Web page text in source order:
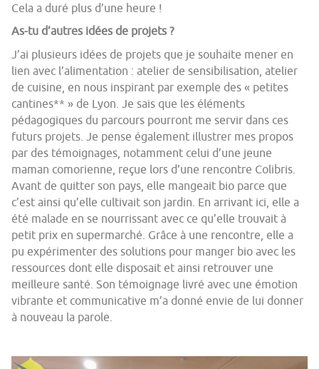
Cela a duré plus d’une heure !
As-tu d’autres idées de projets ?
J’ai plusieurs idées de projets que je souhaite mener en
lien avec l’alimentation : atelier de sensibilisation, atelier
de cuisine, en nous inspirant par exemple des « petites
cantines** » de Lyon. Je sais que les éléments
pédagogiques du parcours pourront me servir dans ces
futurs projets. Je pense également illustrer mes propos
par des témoignages, notamment celui d’une jeune
maman comorienne, reçue lors d’une rencontre Colibris.
Avant de quitter son pays, elle mangeait bio parce que
c’est ainsi qu’elle cultivait son jardin. En arrivant ici, elle a
été malade en se nourrissant avec ce qu’elle trouvait à
petit prix en supermarché. Grâce à une rencontre, elle a
pu expérimenter des solutions pour manger bio avec les
ressources dont elle disposait et ainsi retrouver une
meilleure santé. Son témoignage livré avec une émotion
vibrante et communicative m’a donné envie de lui donner
à nouveau la parole.